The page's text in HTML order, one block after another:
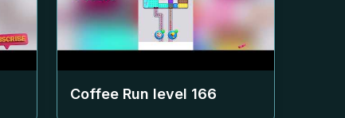
Coffee Run level 166